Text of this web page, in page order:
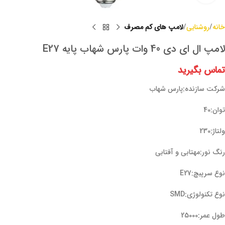
خانه روشنایی لامپ های کم مصرف
لامپ ال ای دی 40 وات پارس شهاب پایه E27
تماس بگیرید
شرکت سازنده:پارس شهاب
توان:40
ولتاژ:230
رنگ نور:مهتابی و آفتابی
نوع سرپبچ:E27
نوع تکنولوژی:SMD
طول عمر:25000